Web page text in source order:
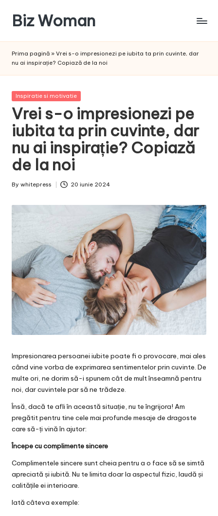
content
Biz Woman
succesul
Prima pagină » Vrei s-o impresionezi pe iubita ta prin cuvinte, dar
nu ai inspirație? Copiază de la noi
Posted
Inspiratie si motivatie
Vrei s-o impresionezi pe
iubita ta prin cuvinte, dar
nu ai inspirație? Copiază
de la noi
Posted
By whitepress 20 iunie 2024
Impresionarea persoanei iubite poate fi o provocare, mai ales
când vine vorba de exprimarea sentimentelor prin cuvinte. De
multe ori, ne dorim să-i spunem cât de mult înseamnă pentru
noi, dar cuvintele par să ne trădeze.
Însă, dacă te afli în această situație, nu te îngrijora! Am
pregătit pentru tine cele mai profunde mesaje de dragoste
care să-ți vină în ajutor:
Începe cu complimente sincere
Complimentele sincere sunt cheia pentru a o face să se simtă
apreciată și iubită. Nu te limita doar la aspectul fizic, laudă și
calitățile ei interioare.
Iată câteva exemple: